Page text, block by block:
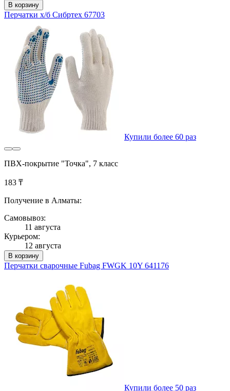
В корзину
Перчатки х/б Сибртех 67703
Купили более 60 раз
ПВХ-покрытие "Точка", 7 класс
183 ₸
Получение в Алматы:
Самовывоз:
11 августа
Курьером:
12 августа
В корзину
Перчатки сварочные Fubag FWGK 10Y 641176
Купили более 50 раз